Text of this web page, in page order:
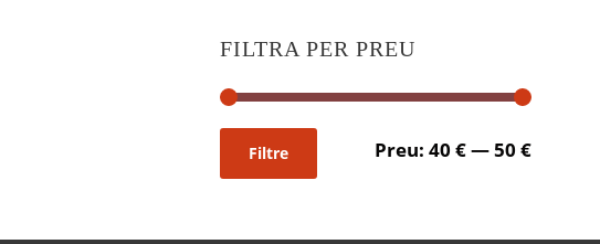
FILTRA PER PREU
PP
Filtre Preu: 40 €—50 €